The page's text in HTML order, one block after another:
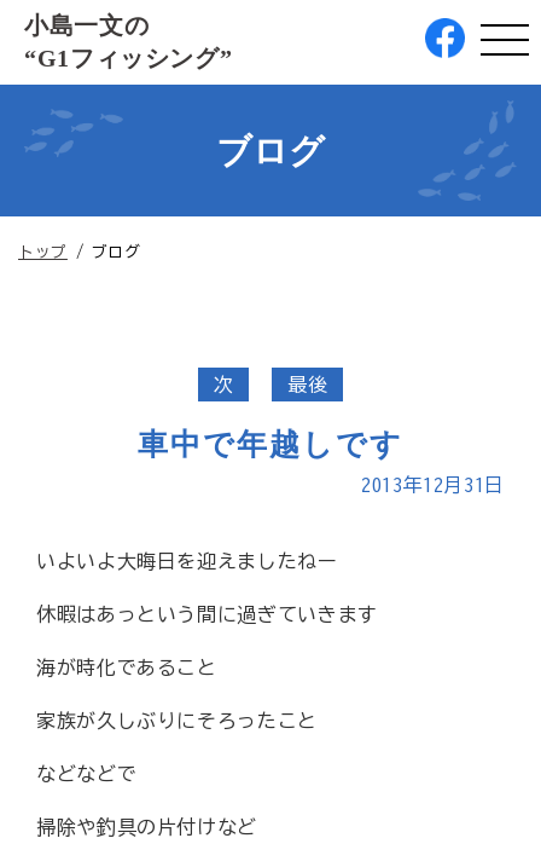
このページの本文へ
小島一文の
“G1フィッシング”
ブログ
現
トップ / ブログ
次 最後
車中で年越しです
2013年12月31日
いよいよ大晦日を迎えましたねー
休暇はあっという間に過ぎていきます
海が時化であること
家族が久しぶりにそろったこと
などなどで
掃除や釣具の片付けなど